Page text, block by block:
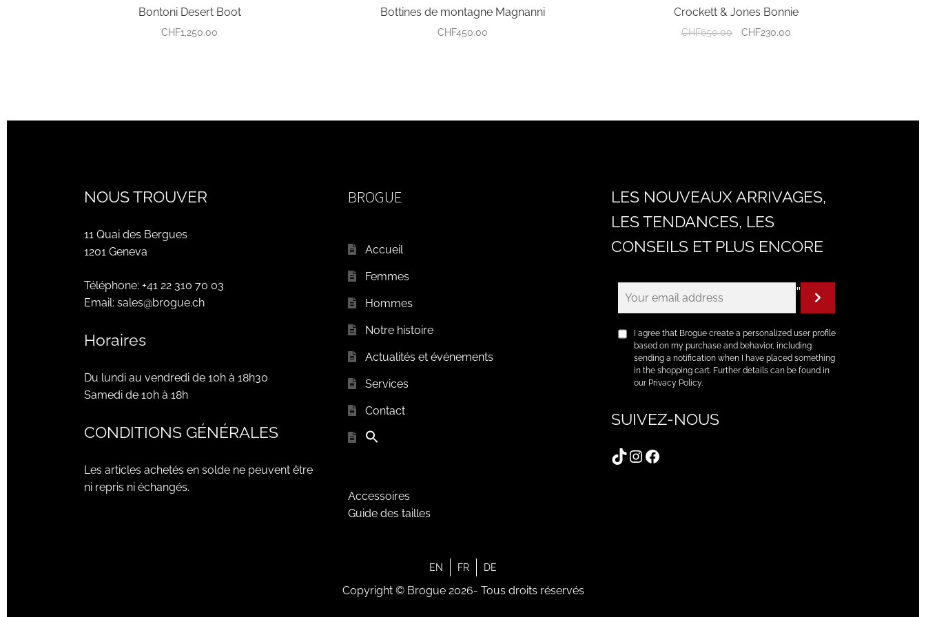
Bontoni Desert Boot
CHF1,250.00
Bottines de montagne Magnanni
CHF450.00
Crockett & Jones Bonnie
CHF650.00
Le
CHF230.00Le
NOUS TROUVER
11 Quai des Bergues
1201 Geneva
Téléphone: +41 22 310 70 03
Email: sales@brogue.ch
Horaires
Du lundi au vendredi de 10h à 18h30
Samedi de 10h à 18h
CONDITIONS GÉNÉRALES
Les articles achetés en solde ne peuvent être
ni repris ni échangés.
BROGUE
Accueil
Femmes
Hommes
Notre histoire
Actualités et événements
Services
Contact
Accessoires
Guide des tailles
LES NOUVEAUX ARRIVAGES,
LES TENDANCES, LES
CONSEILS ET PLUS ENCORE
"
I agree that Brogue create a personalized user profile
based on my purchase and behavior, including
sending a notification when I have placed something
in the shopping cart. Further details can be found in
our Privacy Policy.
SUIVEZ-NOUS
TikTok
Instagram
Facebook
EN FR DE
Copyright © Brogue 2026- Tous droits réservés